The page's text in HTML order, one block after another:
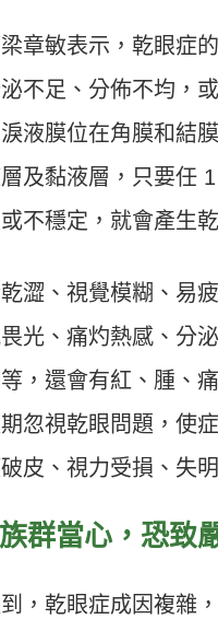
章敏表示，乾眼症
不足、分佈不均，
液膜位在角膜和結
及黏液層，只要任 1
不穩定，就會產生
澀、視覺模糊、易
光、痛灼熱感、分
，還會有紅、腫、
忽視乾眼問題，使
皮、視力受損、失明
群當心，恐致
，乾眼症成因複雜